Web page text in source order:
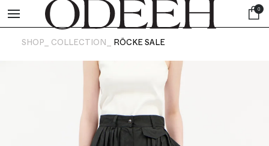
0
SHOP_ COLLECTION_ RÖCKE SALE